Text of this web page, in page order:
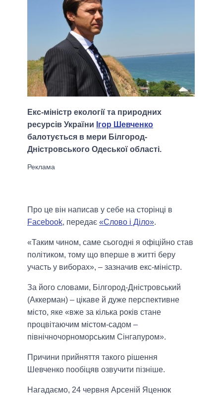
Екс-міністр екології та природних
ресурсів України Ігор Шевченко
балотується в мери Білгород-
Дністровського Одеської області.
Про це він написав у себе на сторінці в
Facebook, передає «Слово і Діло».
«Таким чином, саме сьогодні я офіційно став
політиком, тому що вперше в житті беру
участь у виборах», – зазначив екс-міністр.
За його словами, Білгород-Дністровський
(Аккерман) – цікаве й дуже перспективне
місто, яке «вже за кілька років стане
процвітаючим містом-садом –
північночорноморським Сінгапуром».
Причини прийняття такого рішення
Шевченко пообіцяв озвучити пізніше.
Нагадаємо, 24 червня Арсеній Яценюк